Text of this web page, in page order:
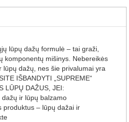
lūpų dažų formulė – tai graži,
komponentų mišinys. Nebereikės
lūpų dažų, nes šie privalumai yra
IŠBANDYTI „SUPREME“
LŪPŲ DAŽUS, JEI:
ir lūpų balzamo
produktus – lūpų dažai ir